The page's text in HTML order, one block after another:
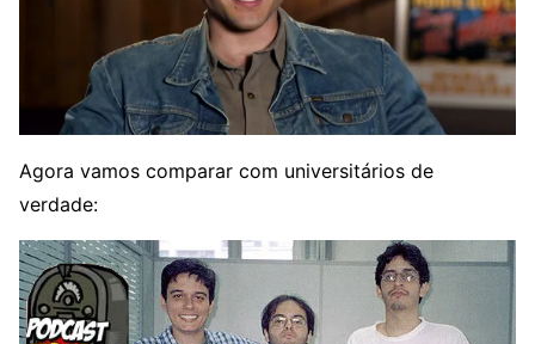
Agora vamos comparar com universitários de
verdade: